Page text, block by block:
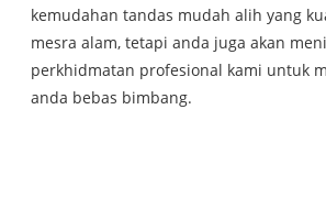
kemudahan tandas mudah alih yang
mesra alam, tetapi anda juga akan
perkhidmatan profesional kami untuk
anda bebas bimbang.